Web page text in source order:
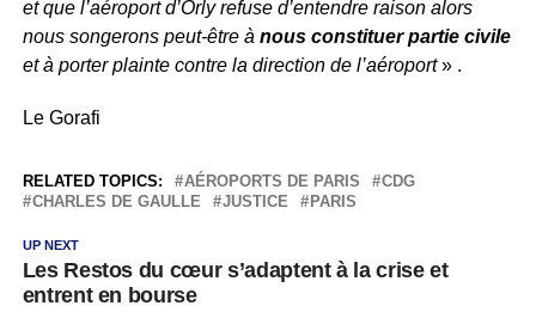
et que l’aéroport d’Orly refuse d’entendre raison alors
nous songerons peut-être à nous constituer partie civile
et à porter plainte contre la direction de l’aéroport» .
Le Gorafi
RELATED TOPICS: AÉROPORTS DE PARIS
CDG
CHARLES DE GAULLE
JUSTICE PARIS
UP NEXT
Les Restos du cœur s’adaptent à la crise et
entrent en bourse